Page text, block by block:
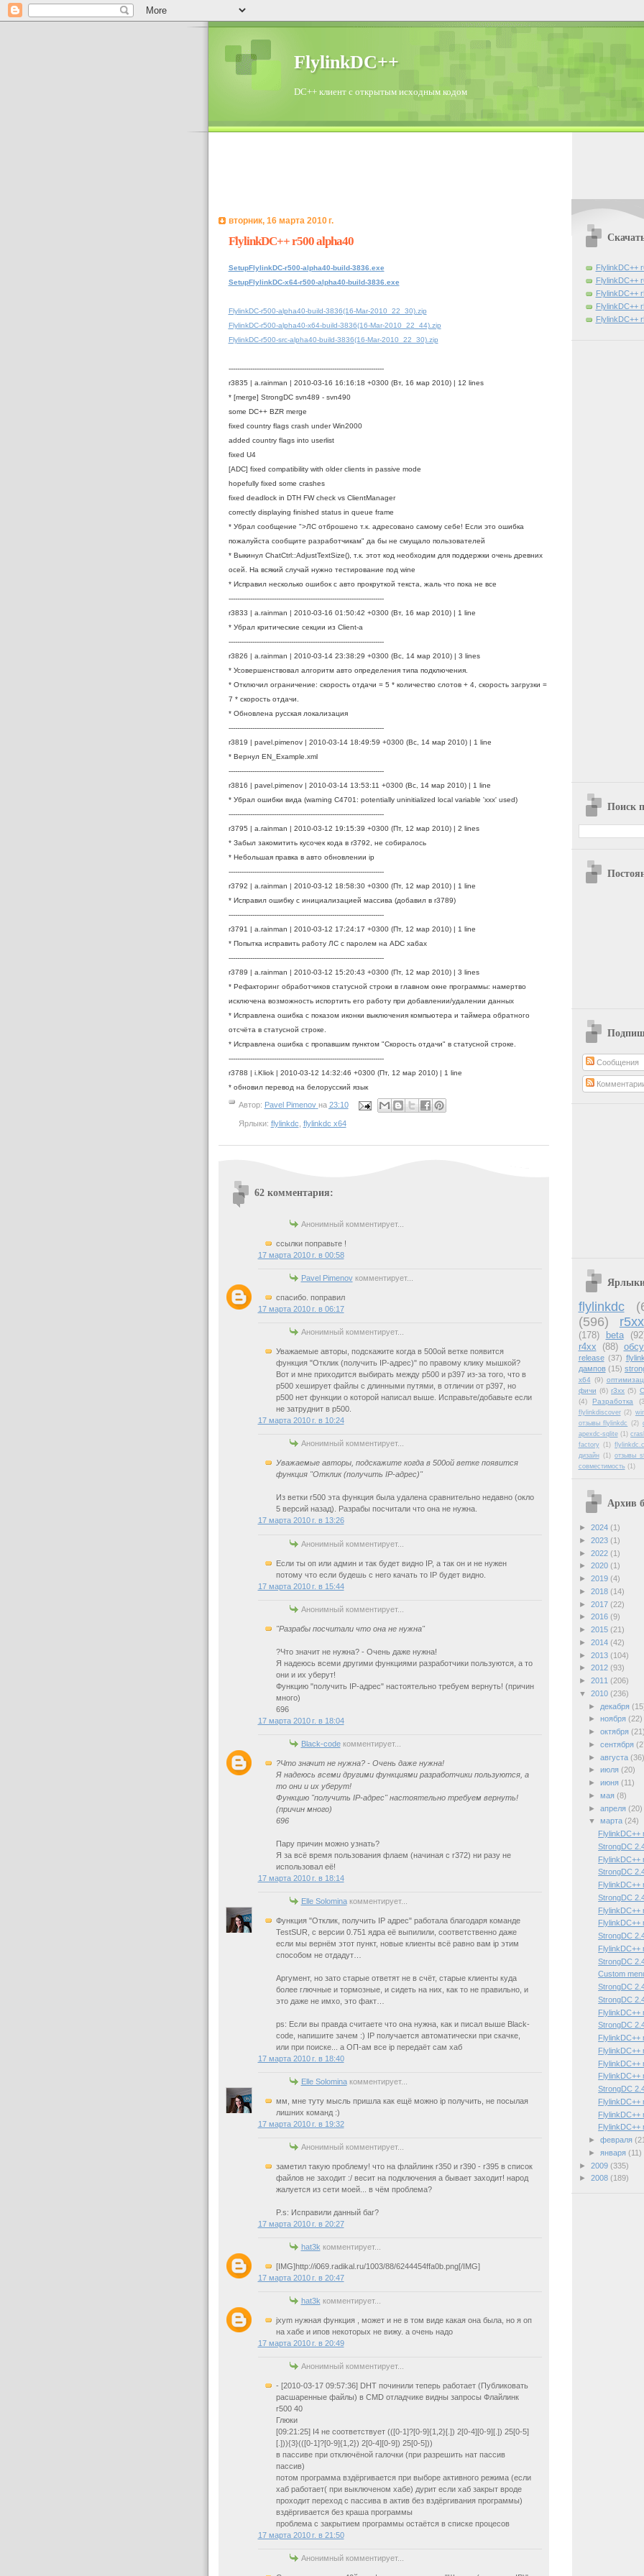
FlylinkDC++
DC++ клиент с открытым исходным кодом
вторник, 16 марта 2010 г.
FlylinkDC++ r500 alpha40
SetupFlylinkDC-r500-alpha40-build-3836.exe
SetupFlylinkDC-x64-r500-alpha40-build-3836.exe
FlylinkDC-r500-alpha40-build-3836(16-Mar-2010_22_30).zip
FlylinkDC-r500-alpha40-x64-build-3836(16-Mar-2010_22_44).zip
FlylinkDC-r500-src-alpha40-build-3836(16-Mar-2010_22_30).zip
------------------------------------------------------------------------
r3835 | a.rainman | 2010-03-16 16:16:18 +0300 (Вт, 16 мар 2010) | 12 lines
* [merge] StrongDC svn489 - svn490
some DC++ BZR merge
fixed country flags crash under Win2000
added country flags into userlist
fixed U4
[ADC] fixed compatibility with older clients in passive mode
hopefully fixed some crashes
fixed deadlock in DTH FW check vs ClientManager
correctly displaying finished status in queue frame
* Убрал сообщение ">ЛС отброшено т.к. адресовано самому себе! Если это ошибка
пожалуйста сообщите разработчикам" да бы не смущало пользователей
* Выкинул ChatCtrl::AdjustTextSize(), т.к. этот код необходим для поддержки очень древних
осей. На всякий случай нужно тестирование под wine
* Исправил несколько ошибок с авто прокруткой текста, жаль что пока не все
------------------------------------------------------------------------
r3833 | a.rainman | 2010-03-16 01:50:42 +0300 (Вт, 16 мар 2010) | 1 line
* Убрал критические секции из Client-a
------------------------------------------------------------------------
r3826 | a.rainman | 2010-03-14 23:38:29 +0300 (Вс, 14 мар 2010) | 3 lines
* Усовершенствовал алгоритм авто определения типа подключения.
* Отключил ограничение: скорость отдачи = 5 * количество слотов + 4, скорость загрузки =
7 * скорость отдачи.
* Обновлена русская локализация
------------------------------------------------------------------------
r3819 | pavel.pimenov | 2010-03-14 18:49:59 +0300 (Вс, 14 мар 2010) | 1 line
* Вернул EN_Example.xml
------------------------------------------------------------------------
r3816 | pavel.pimenov | 2010-03-14 13:53:11 +0300 (Вс, 14 мар 2010) | 1 line
* Убрал ошибки вида (warning C4701: potentially uninitialized local variable 'xxx' used)
------------------------------------------------------------------------
r3795 | a.rainman | 2010-03-12 19:15:39 +0300 (Пт, 12 мар 2010) | 2 lines
* Забыл закомитить кусочек кода в r3792, не собиралось
* Небольшая правка в авто обновлении ip
------------------------------------------------------------------------
r3792 | a.rainman | 2010-03-12 18:58:30 +0300 (Пт, 12 мар 2010) | 1 line
* Исправил ошибку с инициализацией массива (добавил в r3789)
------------------------------------------------------------------------
r3791 | a.rainman | 2010-03-12 17:24:17 +0300 (Пт, 12 мар 2010) | 1 line
* Попытка исправить работу ЛС с паролем на ADC хабах
------------------------------------------------------------------------
r3789 | a.rainman | 2010-03-12 15:20:43 +0300 (Пт, 12 мар 2010) | 3 lines
* Рефакторинг обработчиков статусной строки в главном окне программы: намертво
исключена возможность испортить его работу при добавлении/удалении данных
* Исправлена ошибка с показом иконки выключения компьютера и таймера обратного
отсчёта в статусной строке.
* Исправлена ошибка с пропавшим пунктом "Скорость отдачи" в статусной строке.
------------------------------------------------------------------------
r3788 | i.Kliok | 2010-03-12 14:32:46 +0300 (Пт, 12 мар 2010) | 1 line
* обновил перевод на белорусский язык
Автор: Pavel Pimenov на 23:10
Ярлыки: flylinkdc flylinkdc x64
62 комментария:
Анонимный комментирует...
ссылки поправьте !
17 марта 2010 г. в 00:58
Pavel Pimenovкомментирует...
спасибо. поправил
17 марта 2010 г. в 06:17
Анонимный комментирует...
Уважаемые авторы, подскажите когда в 500ой ветке появится
функция "Отклик (получить IP-адрес)" по правому клику мышкой?
Вот и мне приходится выбирать между р500 и р397 из-за того, что в
р500 хеширует файлы с длинными путями, в отличии от р397, но
р500 нет функции о которой написал выше. Исправьте/добавьте если
не затруднит в р500.
17 марта 2010 г. в 10:24
Анонимный комментирует...
Уважаемые авторы, подскажите когда в 500ой ветке появится
функция "Отклик (получить IP-адрес)"
Из ветки r500 эта функция была удалена сравнительно недавно (окло
5 версий назад). Разрабы посчитали что она не нужна.
17 марта 2010 г. в 13:26
Анонимный комментирует...
Если ты оп или админ и так будет видно IP, а так он и не нужен
потому что если будешь с него качать то IP будет видно.
17 марта 2010 г. в 15:44
Анонимный комментирует...
"Разрабы посчитали что она не нужна"
?Что значит не нужна? - Очень даже нужна!
Я надеюсь всеми другими функциями разработчики пользуются, а то
они и их уберут!
Функцию "получить IP-адрес" настоятельно требуем вернуть! (причин
много)
696
17 марта 2010 г. в 18:04
Black-codeкомментирует...
?Что значит не нужна? - Очень даже нужна!
Я надеюсь всеми другими функциями разработчики пользуются, а
то они и их уберут!
Функцию "получить IP-адрес" настоятельно требуем вернуть!
(причин много)
696
Пару причин можно узнать?
Я за всё время пользования флаем (начиная с r372) ни разу не
использовал её!
17 марта 2010 г. в 18:14
Elle Solominaкомментирует...
Функция "Отклик, получить IP адрес" работала благодаря команде
TestSUR, с версии 0.751 ядра её выпилили, соответственно даже
если мы вернём этот пункт, новые клиенты всё равно вам ip этим
способом не отдадут…
Аргумент, но зато старые ответят не в счёт, старые клиенты куда
более глючные и тормозные, и сидеть на них, как то не правильно, и
это даже не имхо, это факт…
ps: Если вы правда считаете что она нужна, как и писал выше Black-
code, напишите зачем :) IP получается автоматически при скачке,
или при поиске... а ОП-ам все ip передаёт сам хаб
17 марта 2010 г. в 18:40
Elle Solominaкомментирует...
мм, мне туту мысль пришла как ещё можно ip получить, не посылая
лишних команд :)
17 марта 2010 г. в 19:32
Анонимный комментирует...
заметил такую проблему! что на флайлинк r350 и r390 - r395 в список
файлов не заходит :/ весит на подключения а бывает заходит! народ
жалуется из сети моей... в чём проблема?
P.s: Исправили данный баг?
17 марта 2010 г. в 20:27
hat3k комментирует...
[IMG]http://i069.radikal.ru/1003/88/6244454ffa0b.png[/IMG]
17 марта 2010 г. в 20:47
hat3k комментирует...
jxym нужная функция , может и не в том виде какая она была, но я оп
на хабе и ипов некоторых не вижу. а очень надо
17 марта 2010 г. в 20:49
Анонимный комментирует...
- [2010-03-17 09:57:36] DHT починили теперь работает (Публиковать
расшаренные файлы) в CMD отладчике видны запросы Флайлинк
r500 40
Глюки
[09:21:25] I4 не соответствует (([0-1]?[0-9]{1,2}[.]) 2[0-4][0-9][.]) 25[0-5]
[.])){3}(([0-1]?[0-9]{1,2}) 2[0-4][0-9]) 25[0-5]))
в пассиве при отключёной галочки (при разрешить нат пассив
пассив)
потом программа вздёргивается при выборе активного режима (если
хаб работает( при выключеном хабе) дурит если хаб закрыт вроде
проходит переход с пассива в актив без вздёргивания программы)
вздёргивается без краша программы
проблема с закрытием программы остаётся в списке процесов
17 марта 2010 г. в 21:50
Анонимный комментирует...
FlylinkDC++
FlylinkDC++
FlylinkDC++
FlylinkDC++
FlylinkDC++
Поиск
Сообщения
flylinkdc
(596)
r5xx
(178)
beta
r4xx
(88)
release (37)
дампов (15)
x64 (9)
фичи (6) r3xx (5)
(4)
Разработка
flylinkdiscover (2)
отзывы flylinkdc
(2)
apexdc-sqlite (1)
factory (1)
дизайн (1) отзывы
совместимость (1)
Архив
► 2024 (1)
► 2023 (1)
► 2022 (1)
► 2020 (1)
► 2019 (4)
► 2018 (14)
► 2017 (22)
► 2016 (9)
► 2015 (21)
► 2014 (42)
► 2013 (104)
► 2012 (93)
► 2011 (206)
▼ 2010 (236)
►
декабря
► ноября (22)
► октября (21)
► сентября
► августа (36)
► июля (20)
► июня (11)
► мая (8)
► апреля (20)
▼ марта (24)
FlylinkDC++
StrongDC
FlylinkDC++
StrongDC
FlylinkDC++
StrongDC
FlylinkDC++
FlylinkDC++
StrongDC
FlylinkDC++
StrongDC
Custom
StrongDC
StrongDC
FlylinkDC++
StrongDC
FlylinkDC++
FlylinkDC++
FlylinkDC++
FlylinkDC++
StrongDC
FlylinkDC++
FlylinkDC++
FlylinkDC++
► февраля
► января (11)
► 2009 (335)
► 2008 (189)